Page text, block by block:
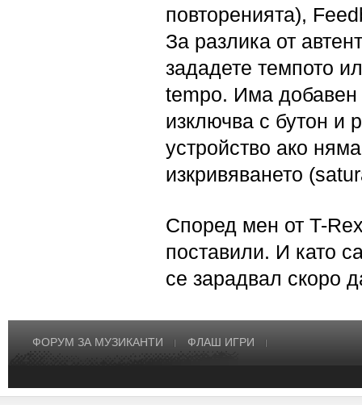
повторенията),
За разлика от
зададете темпото
tempo. Има
изключва с бутон и
устройство ако
изкривяването
Според мен от T-
поставили. И като
се зарадвал скоро
ФОРУМ ЗА МУЗИКАНТИ ФЛАШ ИГРИ